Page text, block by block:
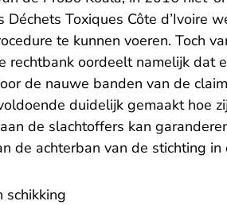
Déchets Toxiques Côte d’Ivoire
te kunnen voeren. Toch
rechtbank oordeelt namelijk dat
de nauwe banden van de
duidelijk gemaakt hoe
de slachtoffers kan
de achterban van de stichting
schikking